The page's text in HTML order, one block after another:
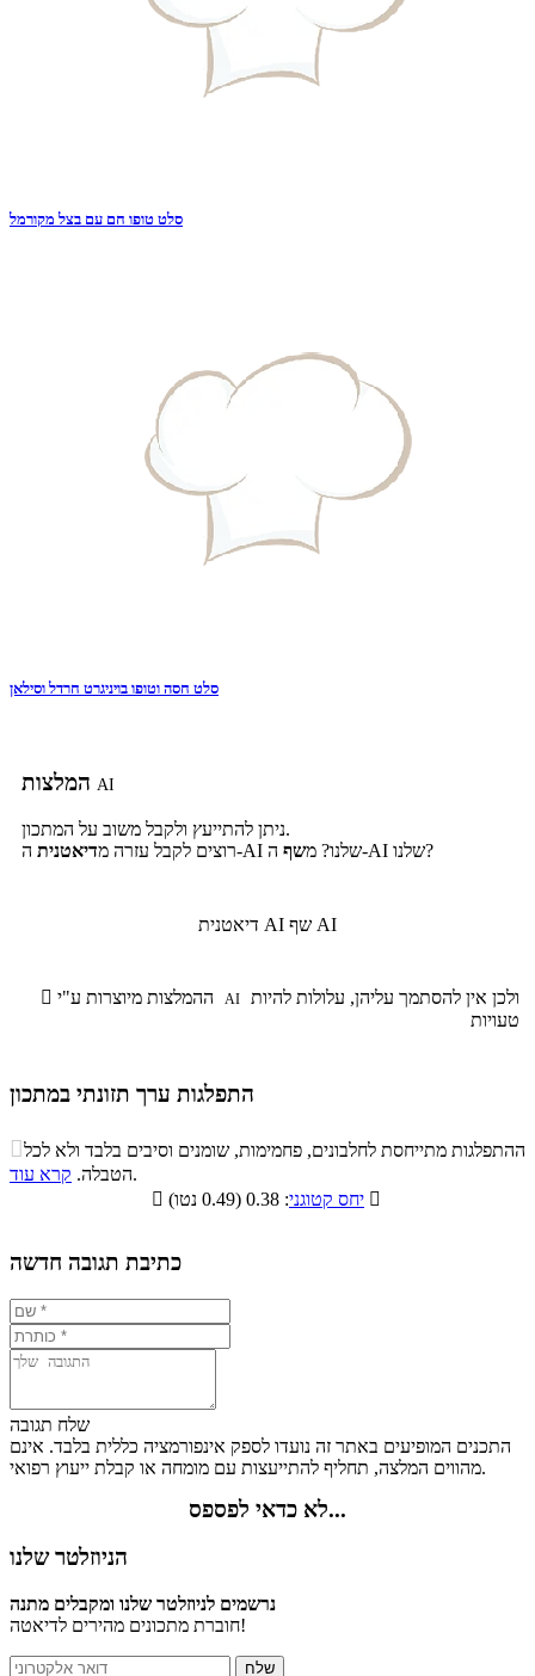
סלט טופו חם עם בצל מקורמל
סלט חסה וטופו בויניגרט חרדל וסילאן
AI
ניתן להתייעץ ולקבל משוב על המתכון.
רוצים לקבל עזרה מדיאטנית ה-AI שלנו? משף ה-AI שלנו?
דיאטנית AI שף AI
 AI
טעויות
התפלגות ערך תזונתי במתכון
התפלגות ערך תזונתי במתכון
סיבים
תזונתיים
שומנים חלבונים
18.6% 43.9%
ההתפלגות מתייחסת לחלבונים, פחמימות, שומנים וסיבים בלבד ולא לכל
הטבלה. קרא עוד
.

יחס קטוגני 
כתיבת תגובה חדשה
שלח תגובה
התכנים המופיעים באתר זה נועדו לספק אינפורמציה כללית בלבד. אינם
מהווים המלצה, תחליף להתייעצות עם מומחה או קבלת ייעוץ רפואי.
לא כדאי לפספס...
הניוזלטר שלנו
נרשמים לניוזלטר שלנו ומקבלים מתנה
חוברת מתכונים מהירים לדיאטה!